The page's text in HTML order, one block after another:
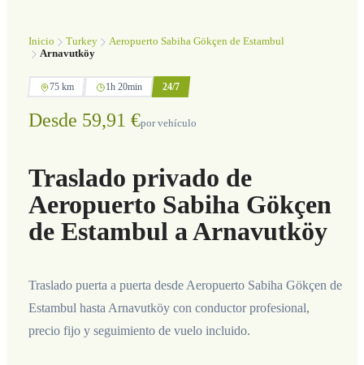
Inicio Turkey
Aeropuerto Sabiha Gökçen de Estambul
Arnavutköy
75 km 1h 20min 24/7
Desde 59,91 €por vehículo
Traslado privado de
Aeropuerto Sabiha Gökçen
de Estambul a Arnavutköy
Traslado puerta a puerta desde Aeropuerto Sabiha Gökçen de
Estambul hasta Arnavutköy con conductor profesional,
precio fijo y seguimiento de vuelo incluido.